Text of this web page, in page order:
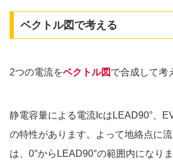
ベクトル図で考える
2つの電流をベクトル図で合成して考
静電容量による電流IcはLEAD90°、
の特性があります。よって地絡点に
は、0°からLEAD90°の範囲内になり